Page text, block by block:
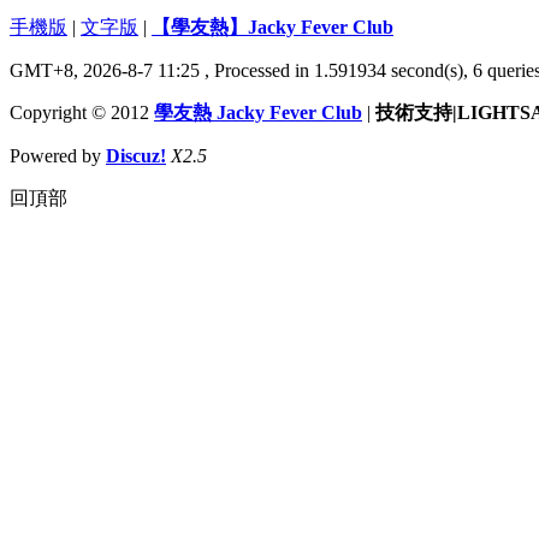
手機版 | 文字版 | 【學友熱】Jacky Fever Club
GMT+8, 2026-8-7 11:25 , Processed in 1.591934 second(s), 6
Copyright © 2012 學友熱 Jacky Fever Club | 技術支持
Powered by Discuz! X2.5
回頂部